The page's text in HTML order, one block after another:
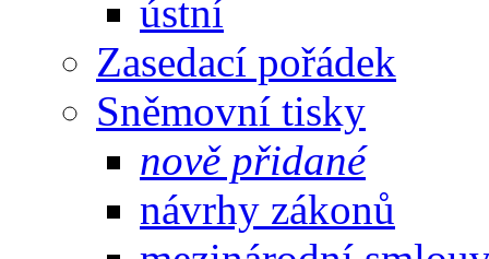
ústní
Zasedací pořádek
Sněmovní tisky
nově přidané
návrhy zákonů